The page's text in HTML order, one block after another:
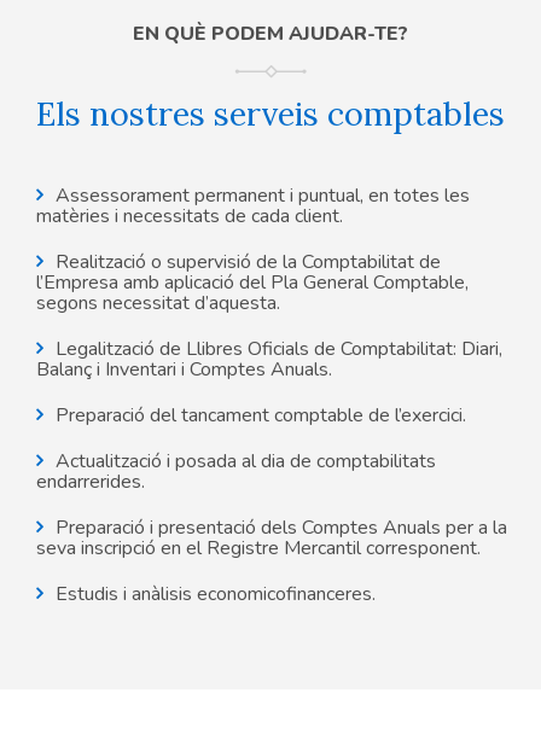
EN QUÈ PODEM AJUDAR-TE?
Els nostres serveis comptables
Assessorament permanent i puntual, en totes les
matèries i necessitats de cada client.
Realització o supervisió de la Comptabilitat de
l’Empresa amb aplicació del Pla General Comptable,
segons necessitat d’aquesta.
Legalització de Llibres Oficials de Comptabilitat: Diari,
Balanç i Inventari i Comptes Anuals.
Preparació del tancament comptable de l’exercici.
Actualització i posada al dia de comptabilitats
endarrerides.
Preparació i presentació dels Comptes Anuals per a la
seva inscripció en el Registre Mercantil corresponent.
Estudis i anàlisis economicofinanceres.